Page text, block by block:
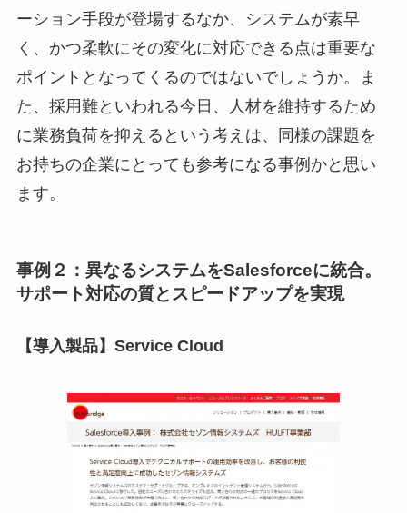
ーション手段が登場するなか、システムが素早
く、かつ柔軟にその変化に対応できる点は重要な
ポイントとなってくるのではないでしょうか。ま
た、採用難といわれる今日、人材を維持するため
に業務負荷を抑えるという考えは、同様の課題を
お持ちの企業にとっても参考になる事例かと思い
ます。
事例２：異なるシステムをSalesforceに統合。
サポート対応の質とスピードアップを実現
【導入製品】Service Cloud